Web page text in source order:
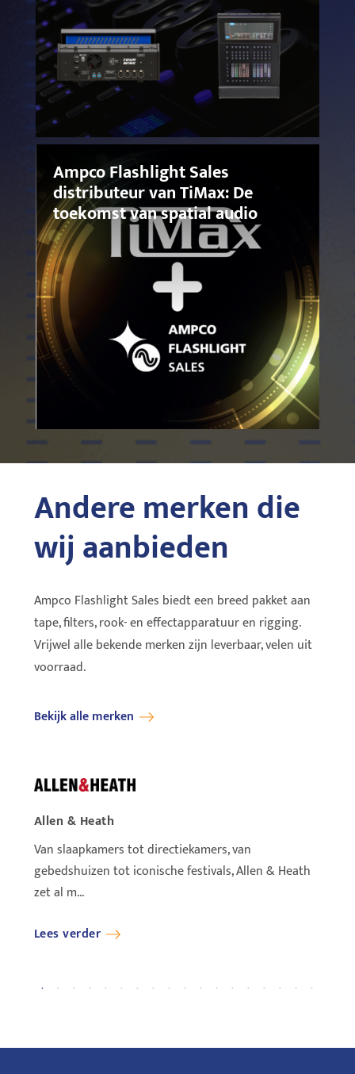
Ampco Flashlight Sales
distributeur van TiMax: De
toekomst van spatial audio
Allen & Heath
Van slaapkamers tot directiekamers, van
gebedshuizen tot iconische festivals, Allen & Heath
zet al m...
Lees verder
Andere merken die
wij aanbieden
Ampco Flashlight Sales biedt een breed pakket aan
tape, filters, rook- en effectapparatuur en rigging.
Vrijwel alle bekende merken zijn leverbaar, velen uit
voorraad.
Bekijk alle merken